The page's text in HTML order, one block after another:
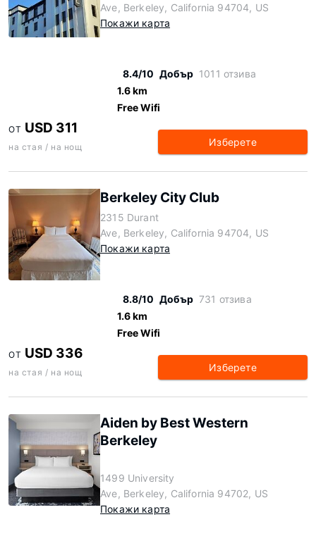
Ave, Berkeley, California 94704, US
Покажи карта
8.4/10 Добър 1011 отзива
1.6 km
Free Wifi
ОТ USD 311
на стая / на нощ Изберете
Berkeley City Club
2315 Durant
Ave, Berkeley, California 94704, US
Покажи карта
8.8/10 Добър 731 отзива
1.6 km
Free Wifi
ОТ USD 336
на стая / на нощ Изберете
Aiden by Best Western
Berkeley
1499 University
Ave, Berkeley, California 94702, US
Покажи карта